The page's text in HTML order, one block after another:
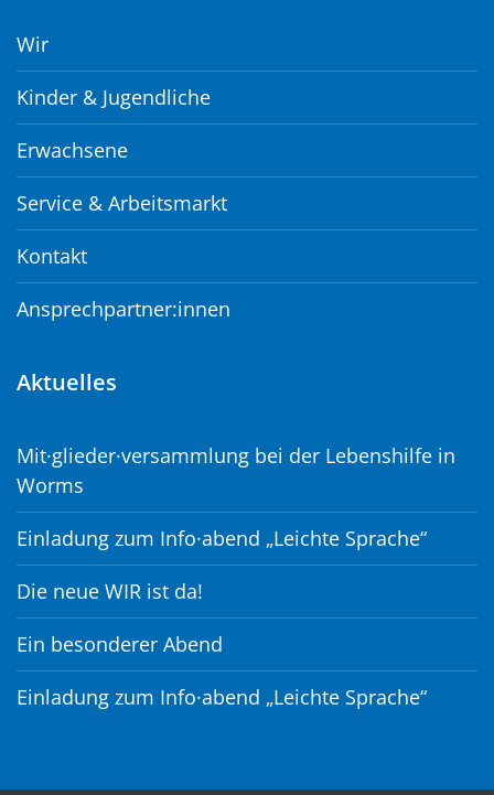
Wir
Kinder & Jugendliche
Erwachsene
Service & Arbeitsmarkt
Kontakt
Ansprechpartner:innen
Aktuelles
Mit·glieder·versammlung bei der Lebenshilfe in
Worms
Einladung zum Info·abend „Leichte Sprache“
Die neue WIR ist da!
Ein besonderer Abend
Einladung zum Info·abend „Leichte Sprache“